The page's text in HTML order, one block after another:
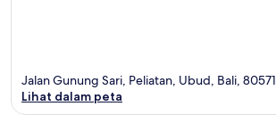
Jalan Gunung Sari, Peliatan, Ubud, Bali, 80571
Lihat dalam peta